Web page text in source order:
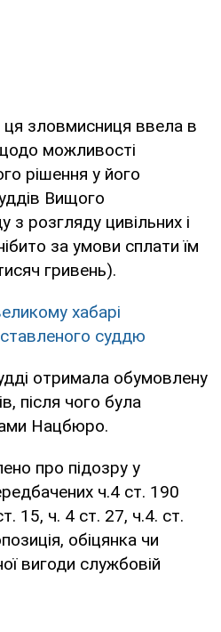
ця зловмисниця ввела в
можливості
рішення у його
Вищого
з розгляду цивільних і
за умови сплати їм
гривень).
хабарі
суддю
отримала обумовлену
після чого була
Нацбюро.
про підозру у
ч.4 ст. 190
15, ч. 4 ст. 27, ч.4. ст.
обіцянка чи
вигоди службовій